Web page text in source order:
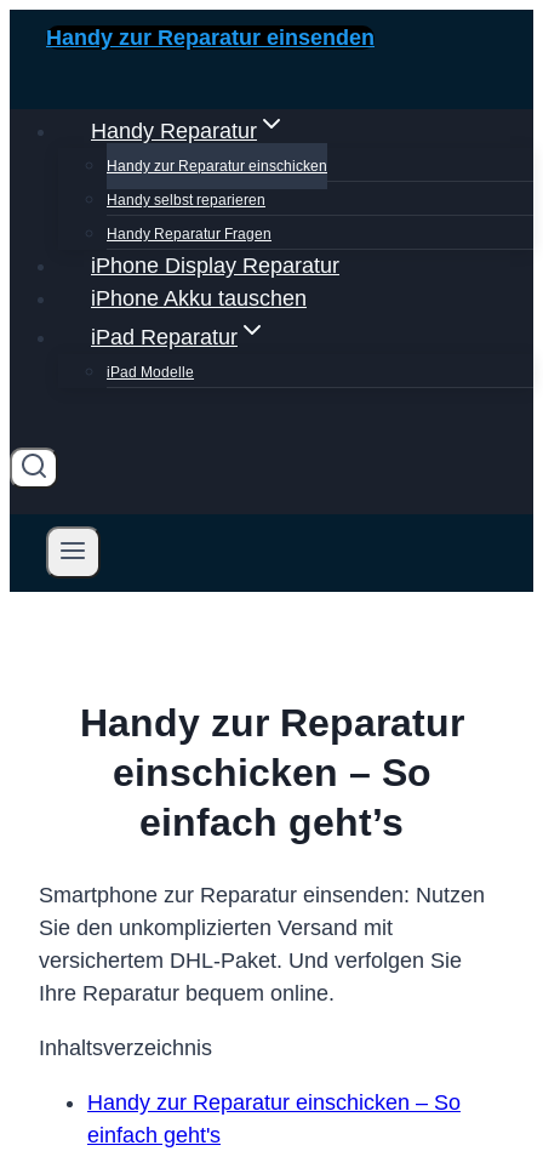
Zum
Inhalt
Handy zur Reparatur einsenden
Handy Reparatur
Handy zur Reparatur einschicken
Handy selbst reparieren
Handy Reparatur Fragen
iPhone Display Reparatur
iPhone Akku tauschen
iPad Reparatur
iPad Modelle
Handy zur Reparatur
einschicken – So
einfach geht’s
Smartphone zur Reparatur einsenden: Nutzen
Sie den unkomplizierten Versand mit
versichertem DHL-Paket. Und verfolgen Sie
Ihre Reparatur bequem online.
Inhaltsverzeichnis
Handy zur Reparatur einschicken – So
einfach geht's